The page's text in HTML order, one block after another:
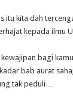
itu kita dah
kepada ilmu
bagi
bab aurat
tak peduli…